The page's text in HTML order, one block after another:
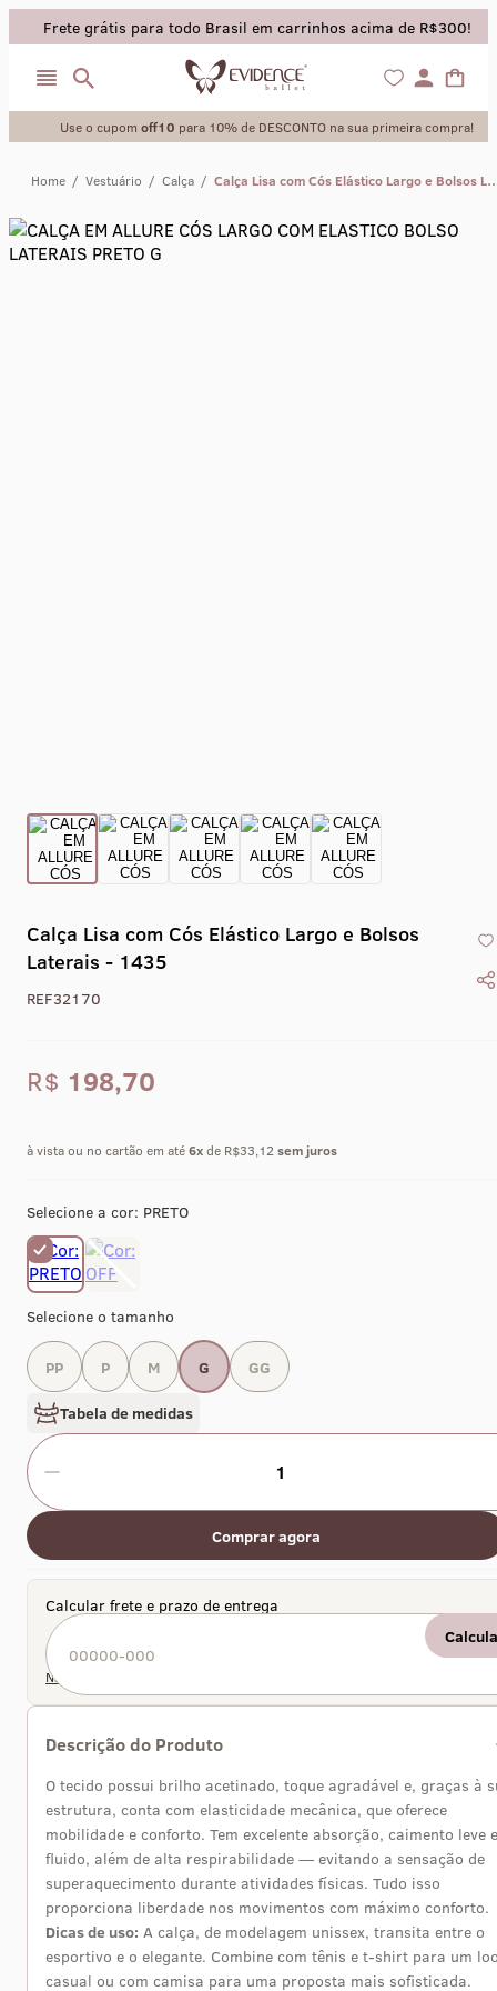
Frete grátis para todo Brasil em carrinhos acima de R$300!
Use o cupom off10 para 10% de DESCONTO na sua primeira compra!
Home / Vestuário / Calça / Calça Lisa com Cós Elástico
Calça Lisa com Cós Elástico Largo e Bolsos
Laterais - 1435
REF32170
R$ 198,70
à vista ou no cartão em até6xde R$33,12 sem juros
Selecione a cor: PRETO
Selecione o tamanho
PP P M G GG
Tabela de medidas
1
Comprar agora
Calcular frete e prazo de entrega
Não sei meu CEP
Descrição do Produto
O tecido possui brilho acetinado, toque agradável e, graças à
estrutura, conta com elasticidade mecânica, que oferece
mobilidade e conforto. Tem excelente absorção, caimento leve e
fluido, além de alta respirabilidade — evitando a sensação de
superaquecimento durante atividades físicas. Tudo isso
proporciona liberdade nos movimentos com máximo conforto.
Dicas de uso: A calça, de modelagem unissex, transita entre o
esportivo e o elegante. Combine com tênis e t-shirt para um
casual ou com camisa para uma proposta mais sofisticada.